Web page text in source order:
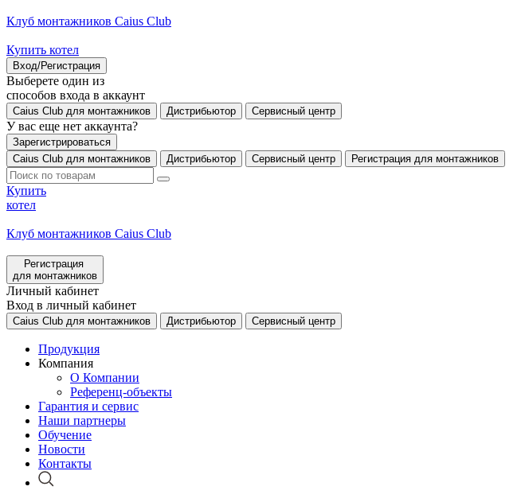
Клуб монтажников Caius Club
Купить котел
Вход/Регистрация
Выберете один из
способов входа в аккаунт
Caius Club для монтажников Дистрибьютор Сервисный центр
У вас еще нет аккаунта?
Зарегистрироваться
Caius Club для монтажников
Дистрибьютор Сервисный центр Регистрация для монтажников
Купить
котел
Клуб монтажников Caius Club
Регистрация
для монтажников
Личный кабинет
Вход в личный кабинет
Caius Club для монтажников Дистрибьютор Сервисный центр
Продукция
Компания
О Компании
Референц-объекты
Гарантия и сервис
Наши партнеры
Обучение
Новости
Контакты